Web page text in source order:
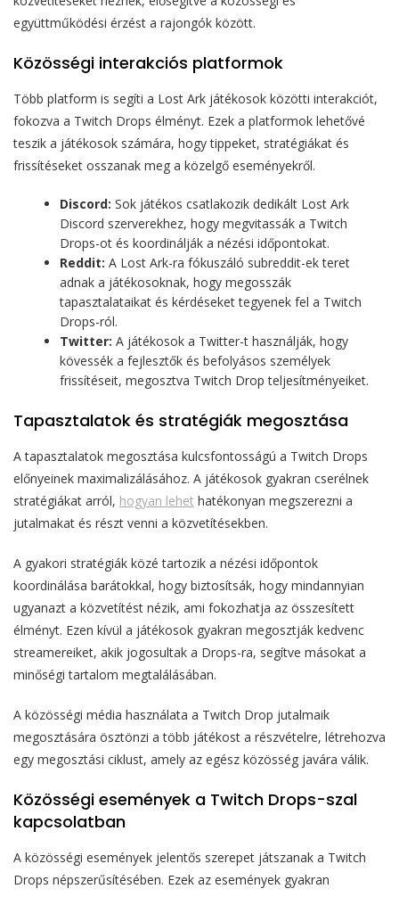
együttműködési érzést a rajongók között.
Közösségi interakciós platformok
Több platform is segíti a Lost Ark játékosok közötti interakciót,
fokozva a Twitch Drops élményt. Ezek a platformok lehetővé
teszik a játékosok számára, hogy tippeket, stratégiákat és
frissítéseket osszanak meg a közelgő eseményekről.
Discord: Sok játékos csatlakozik dedikált Lost Ark
Discord szerverekhez, hogy megvitassák a Twitch
Drops-ot és koordinálják a nézési időpontokat.
Reddit: A Lost Ark-ra fókuszáló subreddit-ek teret
adnak a játékosoknak, hogy megosszák
tapasztalataikat és kérdéseket tegyenek fel a Twitch
Drops-ról.
Twitter: A játékosok a Twitter-t használják, hogy
kövessék a fejlesztők és befolyásos személyek
frissítéseit, megosztva Twitch Drop teljesítményeiket.
Tapasztalatok és stratégiák megosztása
A tapasztalatok megosztása kulcsfontosságú a Twitch Drops
előnyeinek maximalizálásához. A játékosok gyakran cserélnek
stratégiákat arról, hogyan lehet hatékonyan megszerezni a
jutalmakat és részt venni a közvetítésekben.
A gyakori stratégiák közé tartozik a nézési időpontok
koordinálása barátokkal, hogy biztosítsák, hogy mindannyian
ugyanazt a közvetítést nézik, ami fokozhatja az összesített
élményt. Ezen kívül a játékosok gyakran megosztják kedvenc
streamereiket, akik jogosultak a Drops-ra, segítve másokat a
minőségi tartalom megtalálásában.
A közösségi média használata a Twitch Drop jutalmaik
megosztására ösztönzi a több játékost a részvételre, létrehozva
egy megosztási ciklust, amely az egész közösség javára válik.
Közösségi események a Twitch Drops-szal
kapcsolatban
A közösségi események jelentős szerepet játszanak a Twitch
Drops népszerűsítésében. Ezek az események gyakran